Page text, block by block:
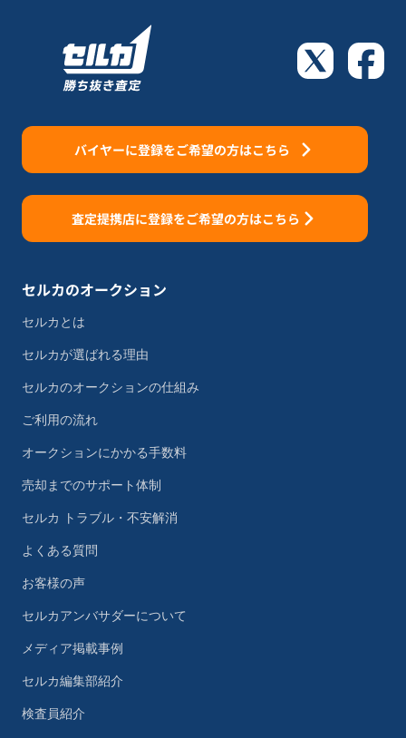
バイヤーに登録をご希望の方はこちら
査定提携店に登録をご希望の方はこちら
セルカのオークション
セルカとは
セルカが選ばれる理由
セルカのオークションの仕組み
ご利用の流れ
オークションにかかる手数料
売却までのサポート体制
セルカ トラブル・不安解消
よくある質問
お客様の声
セルカアンバサダーについて
メディア掲載事例
セルカ編集部紹介
検査員紹介